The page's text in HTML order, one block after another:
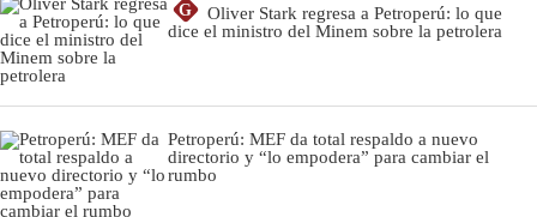
G
Oliver Stark regresa a Petroperú: lo que
dice el ministro del Minem sobre la petrolera
Petroperú: MEF da total respaldo a nuevo
directorio y “lo empodera” para cambiar el
rumbo